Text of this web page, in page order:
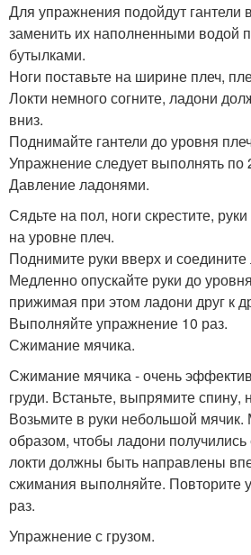
Для упражнения подойдут гантели
заменить их наполненными водой
бутылками.
Ноги поставьте на ширине плеч,
Локти немного согните, ладони
вниз.
Поднимайте гантели до уровня
Упражнение следует выполнять по
Давление ладонями.
Сядьте на пол, ноги скрестите,
на уровне плеч.
Поднимите руки вверх и
Медленно опускайте руки до
прижимая при этом ладони друг к
Выполняйте упражнение 10 раз.
Сжимание мячика.
Сжимание мячика - очень
груди. Встаньте, выпрямите спину,
Возьмите в руки небольшой
образом, чтобы ладони
локти должны быть направлены
сжимания выполняйте. Повторите
раз.
Упражнение с грузом.